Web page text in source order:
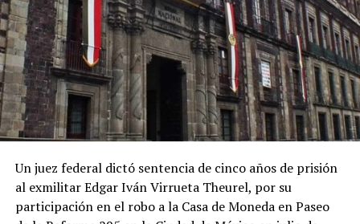
Un juez federal dictó sentencia de cinco años de prisión
al exmilitar Edgar Iván Virrueta Theurel, por su
participación en el robo a la Casa de Moneda en Paseo